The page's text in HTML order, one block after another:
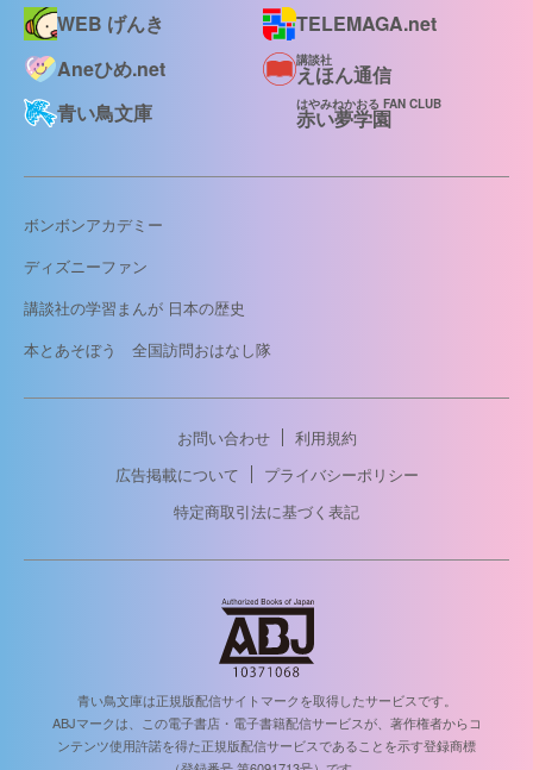
WEB げんき
TELEMAGA.net
Aneひめ.net
講談社
えほん通信
青い鳥文庫
はやみねかおる FAN CLUB
赤い夢学園
ボンボンアカデミー
ディズニーファン
講談社の学習まんが 日本の歴史
本とあそぼう 全国訪問おはなし隊
お問い合わせ
利用規約
広告掲載について
プライバシーポリシー
特定商取引法に基づく表記
青い鳥文庫は正規版配信サイトマークを取得したサービスです。
ABJマークは、この電子書店・電子書籍配信サービスが、著作権者からコ
ンテンツ使用許諾を得た正規版配信サービスであることを示す登録商標